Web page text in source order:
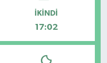
İKINDI
17:02